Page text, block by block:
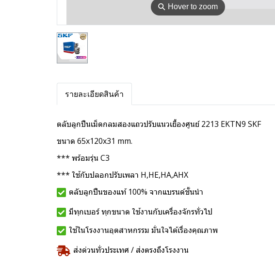
⚲ Hover to zoom
รายละเอียดสินค้า
ตลับลูกปืนเม็ดกลมสองแถวปรับแนวเยื้องศูนย์ 2213 EKTN9 SKF
ขนาด 65x120x31 mm.
*** พร้อมรุ่น C3
*** ใช้กับปลอกปรับเพลา H,HE,HA,AHX
ตลับลูกปืนของแท้ 100% จากแบรนด์ชั้นนำ
มีทุกเบอร์ ทุกขนาด ใช้งานกับเครื่องจักรทั่วไป
ใช้ในโรงงานอุตสาหกรรม มั่นใจได้เรื่องคุณภาพ
ส่งด่วนทั่วประเทศ / ส่งตรงถึงโรงงาน